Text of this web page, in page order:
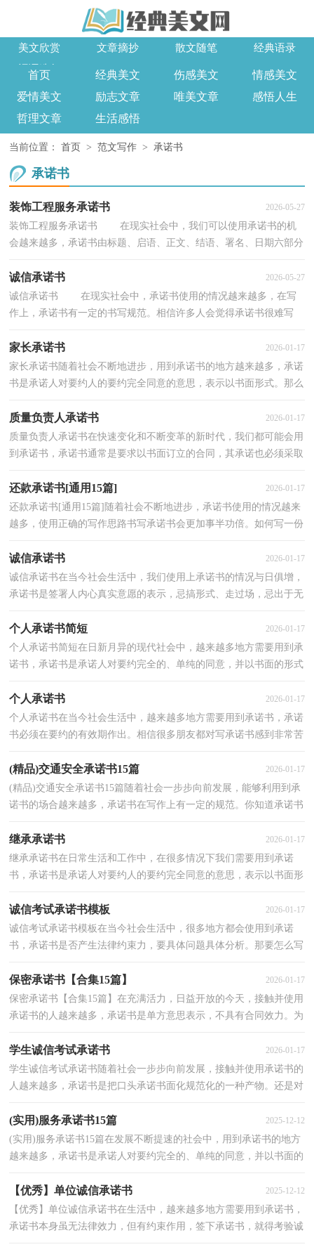
美文欣赏 文章摘抄 散文随笔
经典语录
词语造句
首页 经典美文 伤感美文
情感美文
爱情美文
励志文章 唯美文章
感悟人生
哲理文章
生活感悟
当前位置： 首页 > 范文写作 > 承诺书
承诺书
装饰工程服务承诺书 2026-05-27
装饰工程服务承诺书 在现实社会中，我们可以使用承诺书的机
会越来越多，承诺书由标题、启语、正文、结语、署名、日期六部分
诚信承诺书 2026-05-27
诚信承诺书 在现实社会中，承诺书使用的情况越来越多，在写
作上，承诺书有一定的书写规范。相信许多人会觉得承诺书很难写
家长承诺书 2026-01-17
家长承诺书随着社会不断地进步，用到承诺书的地方越来越多，承诺
书是承诺人对要约人的要约完全同意的意思，表示以书面形式。那么
质量负责人承诺书 2026-01-17
质量负责人承诺书在快速变化和不断变革的新时代，我们都可能会用
到承诺书，承诺书通常是要求以书面订立的合同，其承诺也必须采取
还款承诺书[通用15篇] 2026-01-17
还款承诺书[通用15篇]随着社会不断地进步，承诺书使用的情况越来
越多，使用正确的写作思路书写承诺书会更加事半功倍。如何写一份
诚信承诺书 2026-01-17
诚信承诺书在当今社会生活中，我们使用上承诺书的情况与日俱增，
承诺书是签署人内心真实意愿的表示，忌搞形式、走过场，忌出于无
个人承诺书简短 2026-01-17
个人承诺书简短在日新月异的现代社会中，越来越多地方需要用到承
诺书，承诺书是承诺人对要约完全的、单纯的同意，并以书面的形式
个人承诺书 2026-01-17
个人承诺书在当今社会生活中，越来越多地方需要用到承诺书，承诺
书必须在要约的有效期作出。相信很多朋友都对写承诺书感到非常苦
(精品)交通安全承诺书15篇 2026-01-17
(精品)交通安全承诺书15篇随着社会一步步向前发展，能够利用到承
诺书的场合越来越多，承诺书在写作上有一定的规范。你知道承诺书
继承承诺书 2026-01-17
继承承诺书在日常生活和工作中，在很多情况下我们需要用到承诺
书，承诺书是承诺人对要约人的要约完全同意的意思，表示以书面形
诚信考试承诺书模板 2026-01-17
诚信考试承诺书模板在当今社会生活中，很多地方都会使用到承诺
书，承诺书是否产生法律约束力，要具体问题具体分析。那要怎么写
保密承诺书【合集15篇】 2026-01-17
保密承诺书【合集15篇】在充满活力，日益开放的今天，接触并使用
承诺书的人越来越多，承诺书是单方意思表示，不具有合同效力。为
学生诚信考试承诺书 2026-01-17
学生诚信考试承诺书随着社会一步步向前发展，接触并使用承诺书的
人越来越多，承诺书是把口头承诺书面化规范化的一种产物。还是对
(实用)服务承诺书15篇 2025-12-12
(实用)服务承诺书15篇在发展不断提速的社会中，用到承诺书的地方
越来越多，承诺书是承诺人对要约完全的、单纯的同意，并以书面的
【优秀】单位诚信承诺书 2025-12-12
【优秀】单位诚信承诺书在生活中，越来越多地方需要用到承诺书，
承诺书本身虽无法律效力，但有约束作用，签下承诺书，就得考验诚